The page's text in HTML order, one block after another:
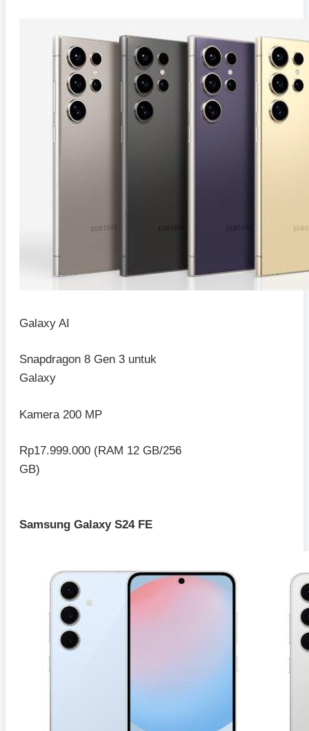
Galaxy AI
Snapdragon 8 Gen 3 untuk
Galaxy
Kamera 200 MP
Rp17.999.000 (RAM 12 GB/256
GB)
Samsung Galaxy S24 FE